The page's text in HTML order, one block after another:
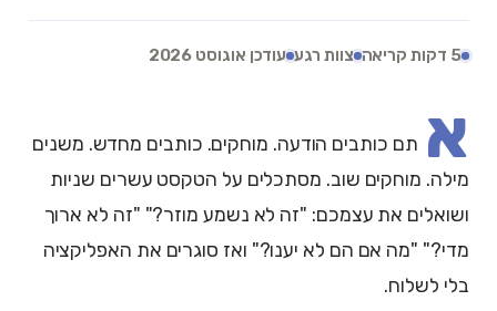
5 דקות קריאה צוות רגע עודכן אוגוסט 2026
א תם כותבים הודעה. מוחקים. כותבים מחדש. משנים
מילה. מוחקים שוב. מסתכלים על הטקסט עשרים שניות
ושואלים את עצמכם: "זה לא נשמע מוזר?" "זה לא ארוך
מדי?" "מה אם הם לא יענו?" ואז סוגרים את האפליקציה
בלי לשלוח.